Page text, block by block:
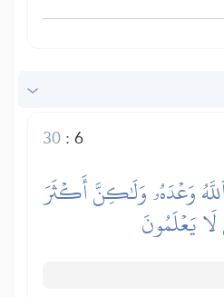
6
:
30
وَعۡدَهُۥ وَلَٰكِنَّ أَكۡثَرَ
يَعۡلَمُونَ